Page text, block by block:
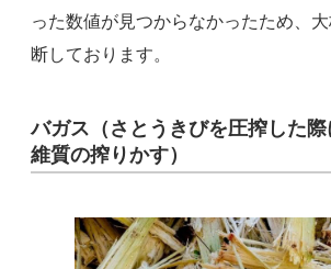
った数値が見つからなかったため、
断しております。
バガス（さとうきびを圧搾した
維質の搾りかす）